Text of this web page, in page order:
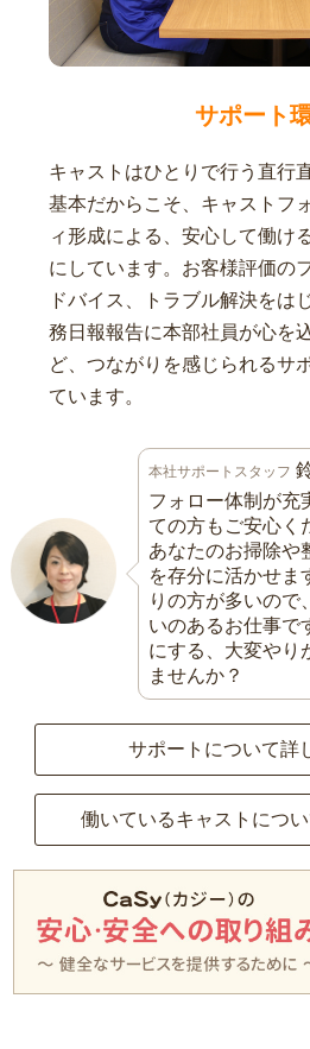
サポート
キャストはひとりで行う直行
基本だからこそ、キャストフ
ィ形成による、安心して働け
にしています。お客様評価の
ドバイス、トラブル解決をは
務日報報告に本部社員が心を
ど、つながりを感じられるサ
ています。
本社サポートスタッフ
フォロー体制が充
ての方もご安心く
あなたのお掃除や
を存分に活かせま
りの方が多いので
いのあるお仕事で
にする、大変やり
ませんか？
サポートについて詳
働いているキャストにつ